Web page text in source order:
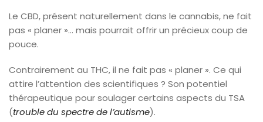
Le CBD, présent naturellement dans le cannabis, ne fait
pas « planer »… mais pourrait offrir un précieux coup de
pouce.
Contrairement au THC, il ne fait pas « planer ». Ce qui
attire l’attention des scientifiques ? Son potentiel
thérapeutique pour soulager certains aspects du TSA
(trouble du spectre de l’autisme).